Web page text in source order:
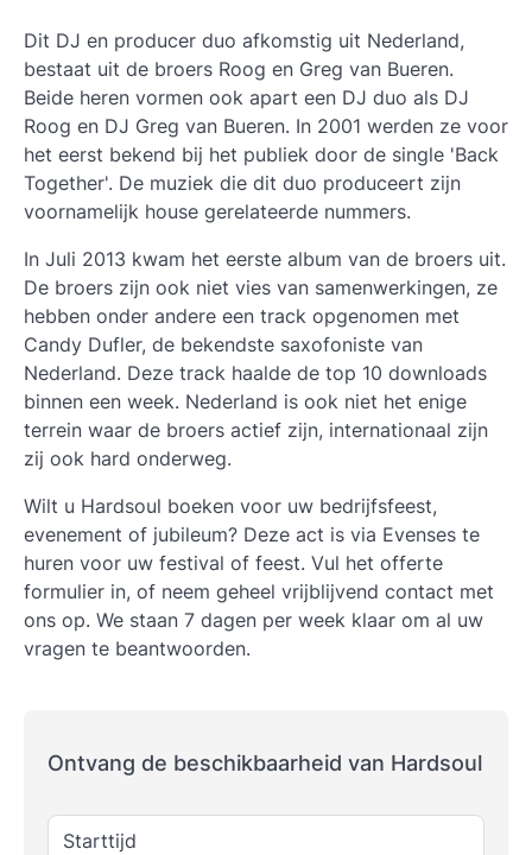
Dit DJ en producer duo afkomstig uit Nederland,
bestaat uit de broers Roog en Greg van Bueren.
Beide heren vormen ook apart een DJ duo als DJ
Roog en DJ Greg van Bueren. In 2001 werden ze voor
het eerst bekend bij het publiek door de single 'Back
Together'. De muziek die dit duo produceert zijn
voornamelijk house gerelateerde nummers.
In Juli 2013 kwam het eerste album van de broers uit.
De broers zijn ook niet vies van samenwerkingen, ze
hebben onder andere een track opgenomen met
Candy Dufler, de bekendste saxofoniste van
Nederland. Deze track haalde de top 10 downloads
binnen een week. Nederland is ook niet het enige
terrein waar de broers actief zijn, internationaal zijn
zij ook hard onderweg.
Wilt u Hardsoul boeken voor uw bedrijfsfeest,
evenement of jubileum? Deze act is via Evenses te
huren voor uw festival of feest. Vul het offerte
formulier in, of neem geheel vrijblijvend contact met
ons op. We staan 7 dagen per week klaar om al uw
vragen te beantwoorden.
Ontvang de beschikbaarheid van Hardsoul
Starttijd